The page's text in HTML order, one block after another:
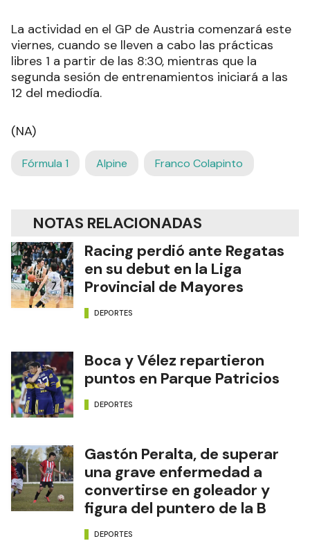
La actividad en el GP de Austria comenzará este
viernes, cuando se lleven a cabo las prácticas
libres 1 a partir de las 8:30, mientras que la
segunda sesión de entrenamientos iniciará a las
12 del mediodía.
(NA)
Fórmula 1 Alpine Franco Colapinto
NOTAS RELACIONADAS
Racing perdió ante Regatas
en su debut en la Liga
Provincial de Mayores
DEPORTES
Boca y Vélez repartieron
puntos en Parque Patricios
DEPORTES
Gastón Peralta, de superar
una grave enfermedad a
convertirse en goleador y
figura del puntero de la B
DEPORTES